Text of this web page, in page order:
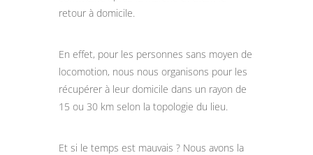
retour à domicile.
En effet, pour les personnes sans moyen de
locomotion, nous nous organisons pour les
récupérer à leur domicile dans un rayon de
15 ou 30 km selon la topologie du lieu.
Et si le temps est mauvais ? Nous avons la